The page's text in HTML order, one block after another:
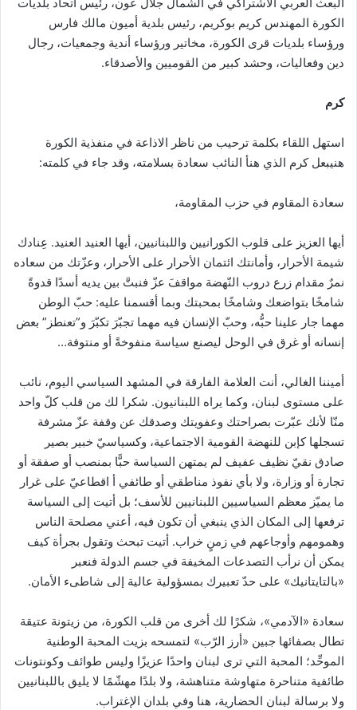
البعث العربي الاشتراكي في الشمال جلال عون، رئيس اتحاد بلديات
الكورة المهندس كريم بوكريم، رئيس بلدية أميون مالك فارس
ورؤساء بلديات قرى الكورة، مخاتير ورؤساء أندية وجمعيات، رجال
دين وفعاليات، وحشد كبير من القوميين والأصدقاء.
كرم
استهل اللقاء بكلمة ترحيب من ناظر الاذاعة في منفذية الكورة
هنيبعل كرم الذي هنأ النائب سعادة بسلامته، وقد جاء في كلمته:
سعادة المقاوم في حزب المقاومة،
أيها العزيز على قلوب الكورانيين واللبنانيين، أيها العنيد العنيد. عِنادك
شيمة الأحرار، وأمانتك ائتمان الأحرار على الأحرار، وعزّتك من سعاده
نمرٌ مقدام زرع دروب النّهضة مواقفَ عزّ فنبتَّ بين يديه أسدًا قدوةً
شامخًا بتواضعك وشامخًا بمحبتك وبما أقسمنا عليه: حبّ الوطن
مهما جار علينا حبُّه، وحبّ الإنسان فيه مهما تجبّرَ تكبّرَ و”تعنطز” بعض
إنسانه أو غرق في الوحل ليصنع سياسة منفوخةً أو منتوفة…
أميننا الغالي، أنت العلامة الفارقة في المشهد السياسي اليوم، نائب
على مستوى لبنان، وكما يراه اللبنانيون. شكرا لك من قلب كلّ واحد
منّا لأنك عبّرت بصراحتك وعفويتك وصدقك عن وقفة عزّ مشرفة
تسجلها كإبن للنهضة القومية الاجتماعية، وكسياسيّ خبير بصير
صادق نقيّ نظيف عفيف لم يمتهن السياسة حبًّا بمنصب أو صفقة أو
تجارة أو وزارة، ولا بأي نفوذ مناطقي أو طائفي أ اقطاعيّ على غرار
ما يميّز معظم السياسيين اللبنانيين للأسف؛ بل أتيت إلى السياسة
ترفعها إلى المكان الذي ينبغي أن تكون فيه، أعني مصلحة الناس
وهمومهم وأوجاعهم في زمنٍ خراب. أتيت تبحث وتقول بجرأة كيف
يمكن أن نرأب التصدعات المخيفة في جسم الدولة فنعبر
«بالتايتانيك» على حدّ تعبيرك بمسؤولية عالية إلى شاطىء الأمان.
سعادة «الآدمي»، شكرًا لك أخرى من قلب الكورة، من زيتونة عتيقة
تطال بصفائها جبين «أرز الرّب» لتمسحه بزيت المحبة الوطنية
الموحِّد؛ المحبة التي ترى لبنان واحدًا عزيزًا وليس طوائف وكونتونات
طائفية متناحرة متهاوشة متناهشة، ولا بلدًا مهشّمًا لا يليق باللبنانيين
ولا برسالة لبنان الحضارية، هنا وفي بلدان الإغتراب.